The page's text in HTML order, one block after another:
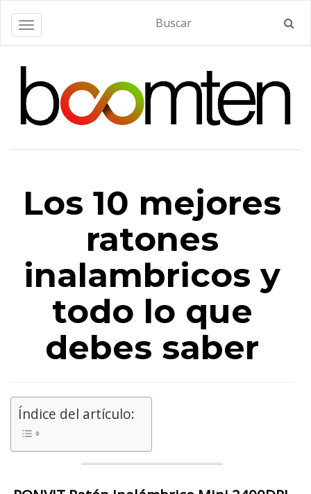
Alternar navegación
Los 10 mejores
ratones
inalambricos y
todo lo que
debes saber
Índice del artículo: